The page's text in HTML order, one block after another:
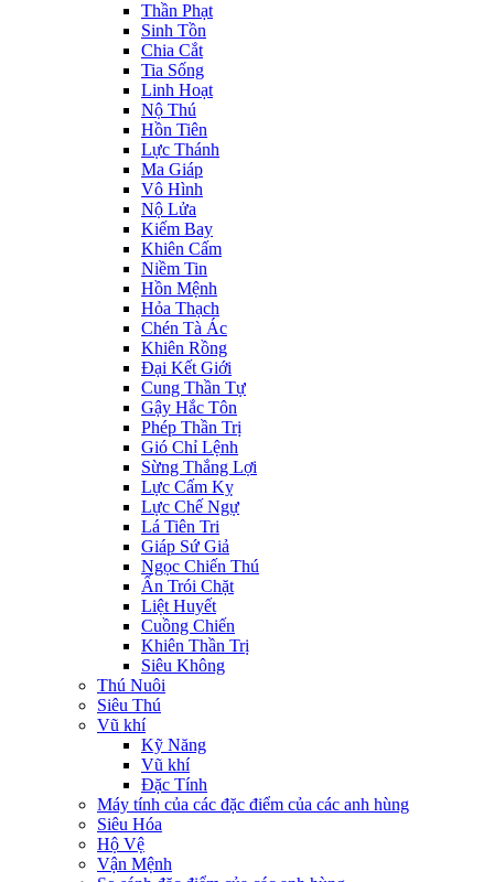
Thần Phạt
Sinh Tồn
Chia Cắt
Tia Sống
Linh Hoạt
Nộ Thú
Hồn Tiên
Lực Thánh
Ma Giáp
Vô Hình
Nộ Lửa
Kiếm Bay
Khiên Cấm
Niềm Tin
Hồn Mệnh
Hỏa Thạch
Chén Tà Ác
Khiên Rồng
Đại Kết Giới
Cung Thần Tự
Gậy Hắc Tôn
Phép Thần Trị
Gió Chỉ Lệnh
Sừng Thắng Lợi
Lực Cấm Kỵ
Lực Chế Ngự
Lá Tiên Tri
Giáp Sứ Giả
Ngọc Chiến Thú
Ấn Trói Chặt
Liệt Huyết
Cuồng Chiến
Khiên Thần Trị
Siêu Không
Thú Nuôi
Siêu Thú
Vũ khí
Kỹ Năng
Vũ khí
Đặc Tính
Máy tính của các đặc điểm của các anh hùng
Siêu Hóa
Hộ Vệ
Vận Mệnh